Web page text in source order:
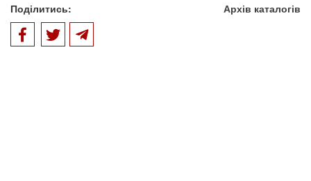
Поділитись: Архів каталогів